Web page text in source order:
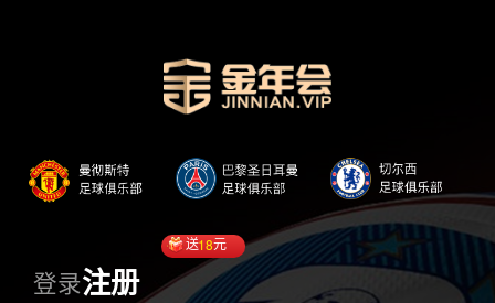
登录注册
送18元